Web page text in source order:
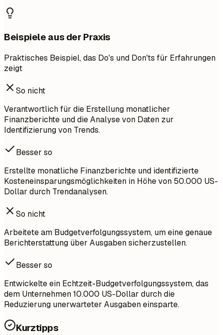
Beispiele aus der Praxis
Praktisches Beispiel, das Do's und Don'ts für Erfahrungen
zeigt
So nicht
Verantwortlich für die Erstellung monatlicher
Finanzberichte und die Analyse von Daten zur
Identifizierung von Trends.
Besser so
Erstellte monatliche Finanzberichte und identifizierte
Kosteneinsparungsmöglichkeiten in Höhe von 50.000 US-
Dollar durch Trendanalysen.
So nicht
Arbeitete am Budgetverfolgungssystem, um eine genaue
Berichterstattung über Ausgaben sicherzustellen.
Besser so
Entwickelte ein Echtzeit-Budgetverfolgungssystem, das
dem Unternehmen 10.000 US-Dollar durch die
Reduzierung unerwarteter Ausgaben einsparte.
Kurztipps